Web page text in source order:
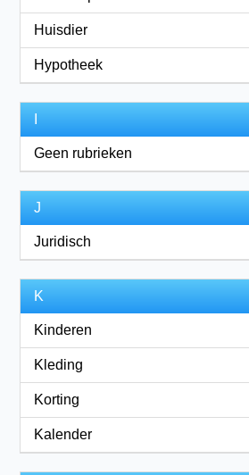
Huisdier
Hypotheek
Geen rubrieken
J
Juridisch
K
Kinderen
Kleding
Korting
Kalender